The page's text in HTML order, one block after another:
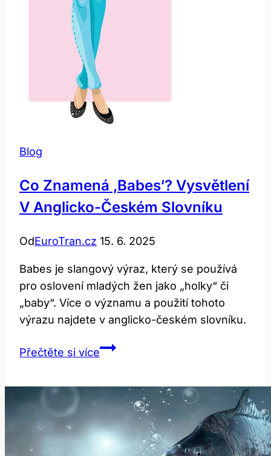
Blog
Co Znamená ‚Babes‘? Vysvětlení
V Anglicko-Českém Slovníku
OdEuroTran.cz 15. 6. 2025
Babes je slangový výraz, který se používá
pro oslovení mladých žen jako „holky“ či
„baby“. Více o významu a použití tohoto
výrazu najdete v anglicko-českém slovníku.
Přečtěte si víceCo
Vysvětlení
Anglicko-
Českém